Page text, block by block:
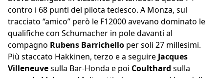
contro i 68 punti del pilota tedesco. A Monza, sul
tracciato “amico” però le F12000 avevano dominato le
qualifiche con Schumacher in pole davanti al
compagno Rubens Barrichello per soli 27 millesimi.
Più staccato Hakkinen, terzo e a seguire Jacques
Villeneuvesulla Bar-Honda e poi Coulthard sulla